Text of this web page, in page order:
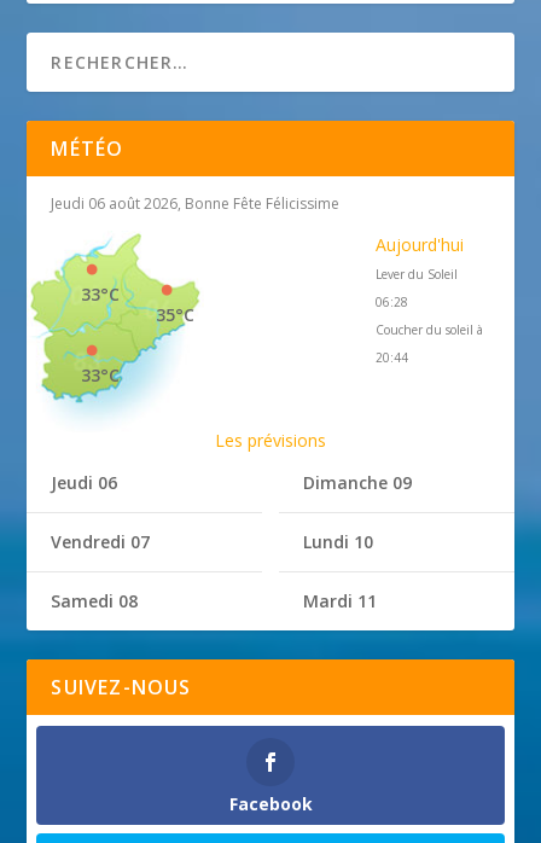
MÉTÉO
Jeudi 06 août 2026, Bonne Fête Félicissime
35°C
33°C
33°C
Aujourd'hui
Lever du Soleil
06:28
Coucher du soleil à
20:44
Les prévisions
Jeudi 06
Vendredi 07
Samedi 08
Dimanche 09
Lundi 10
Mardi 11
SUIVEZ-NOUS
Facebook